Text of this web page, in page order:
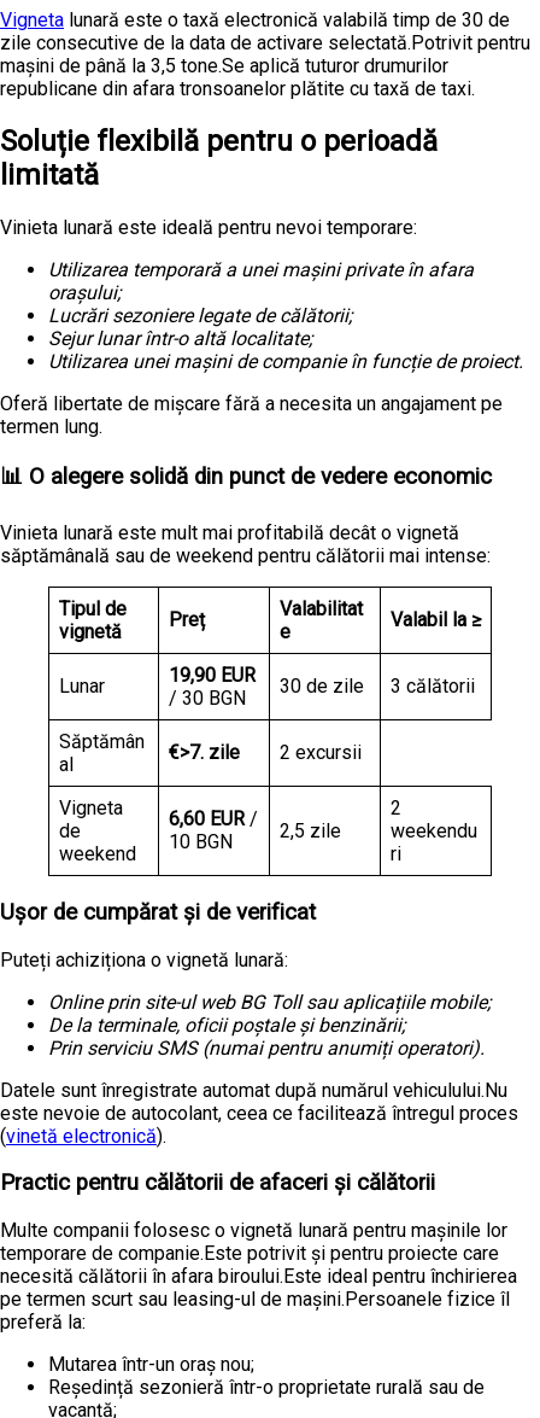
Vigneta lunară este o taxă electronică valabilă timp de 30 de
zile consecutive de la data de activare selectată.Potrivit pentru
mașini de până la 3,5 tone.Se aplică tuturor drumurilor
republicane din afara tronsoanelor plătite cu taxă de taxi.
Soluție flexibilă pentru o perioadă
limitată
Vinieta lunară este ideală pentru nevoi temporare:
Utilizarea temporară a unei mașini private în afara
orașului;
Lucrări sezoniere legate de călătorii;
Sejur lunar într-o altă localitate;
Utilizarea unei mașini de companie în funcție de proiect.
Oferă libertate de mișcare fără a necesita un angajament pe
termen lung.
📊 O alegere solidă din punct de vedere economic
Vinieta lunară este mult mai profitabilă decât o vignetă
săptămânală sau de weekend pentru călătorii mai intense:
Tipul de
vignetă
Preț
Valabilitat
e
Valabil la ≥
Lunar
19,90 EUR
/ 30 BGN
30 de zile 3 călătorii
Săptămân
al
€>7. zile 2 excursii
Vigneta
de
weekend
6,60 EUR/
10 BGN
2,5 zile
2
weekendu
ri
Ușor de cumpărat și de verificat
Puteți achiziționa o vignetă lunară:
Online prin site-ul web BG Toll sau aplicațiile mobile;
De la terminale, oficii poștale și benzinării;
Prin serviciu SMS (numai pentru anumiți operatori).
Datele sunt înregistrate automat după numărul vehiculului.Nu
este nevoie de autocolant, ceea ce facilitează întregul proces
(vinetă electronică).
Practic pentru călătorii de afaceri și călătorii
Multe companii folosesc o vignetă lunară pentru mașinile lor
temporare de companie.Este potrivit și pentru proiecte care
necesită călătorii în afara biroului.Este ideal pentru închirierea
pe termen scurt sau leasing-ul de mașini.Persoanele fizice îl
preferă la:
Mutarea într-un oraș nou;
Reședință sezonieră într-o proprietate rurală sau de
vacanță;